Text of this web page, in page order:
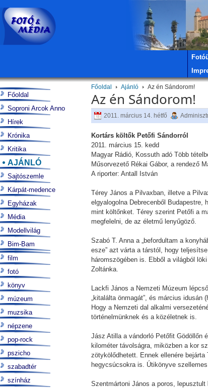
Főoldal Ajánló Az én Sándorom!
Az én Sándorom!
2011. március 14. hétfő
Kortárs költők Petőfi Sándorról
2011. március 15. kedd
Magyar Rádió, Kossuth adó Több
Műsorvezető Rékai Gábor, a rendező
A riporter: Antall István
Térey János a Pilvaxban, illetve a
elgyalogolna Debrecenből
mint költőnket. Térey szerint Petőfi a
megfelelni, de az életmű
Szabó T. Anna a „befordultam a
esze” azt várta a társtól, hogy
háromszögében is. Ebből a világból
Zoltánka.
Lackfi János a Nemzeti Múzeum
„kitalálta önmagát”, és március
Hogy a Nemzeti dal alkalmi
történelmünknek és a közéletnek is.
Jász Atilla a vándorló Petőfit Gödöllőn
kilométer távolságra, miközben a kor
zötykölődhetett. Ennek ellenére
hegycsúcsokra is. Útikönyve
Szentmártoni János a poros,
Főoldal
Soproni Arcok Anno
Hírek
Krónika
Kritika
AJÁNLÓ
Sajtószemle
Kárpát-medence
Egyházak
Média
Modellvilág
Bim-Bam
film
fotó
könyv
múzeum
muzsika
népzene
pop-rock
pszicho
szabadtér
színház